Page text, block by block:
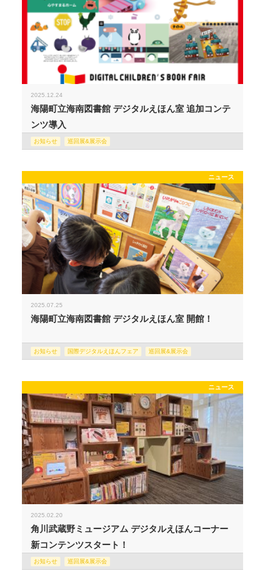
2025.12.24
海陽町立海南図書館 デジタルえほん室 追加コンテ
ンツ導入
お知らせ 巡回展&展示会
ニュース
2025.07.25
海陽町立海南図書館 デジタルえほん室 開館！
お知らせ 国際デジタルえほんフェア 巡回展&展示会
ニュース
2025.02.20
角川武蔵野ミュージアム デジタルえほんコーナー
新コンテンツスタート！
お知らせ 巡回展&展示会